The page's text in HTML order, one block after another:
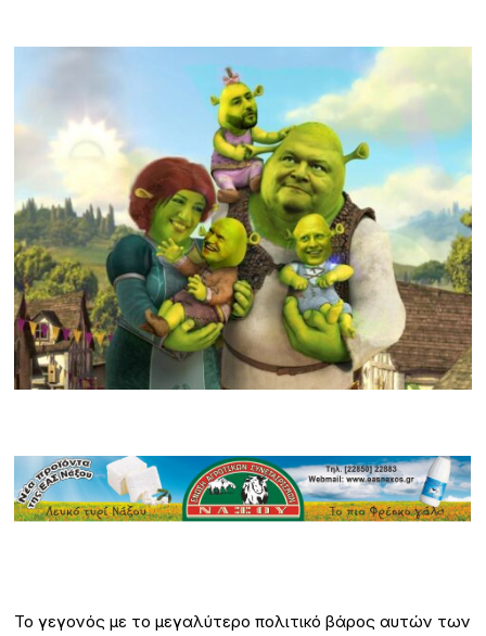
Το γεγονός με το μεγαλύτερο πολιτικό βάρος αυτών των